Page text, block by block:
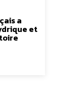
a
et